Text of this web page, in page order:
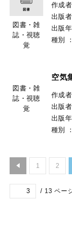
図書・雑
誌・視聴
覚
作成者
出版者
出版年
種別
：
図書・雑
誌・視聴
覚
空気
作成者
出版者
出版年
種別
：
1 2
/ 13 ペー